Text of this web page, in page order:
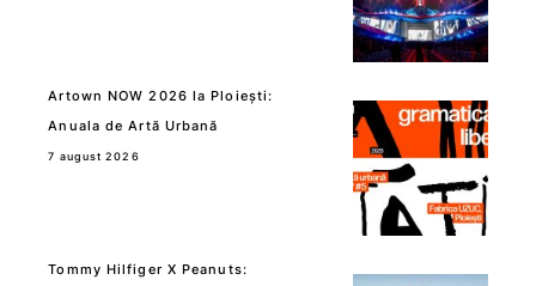
Artown NOW 2026 la Ploiești:
Anuala de Artă Urbană
7 august 2026
Tommy Hilfiger X Peanuts: